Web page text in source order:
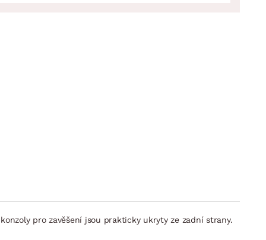
pro zavěšení jsou prakticky ukryty ze zadní strany.